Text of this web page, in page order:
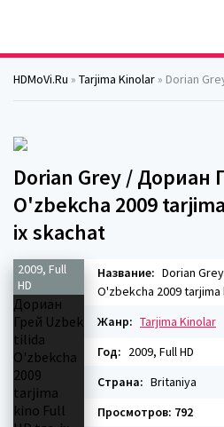
HDMoVi.Ru » Tarjima Kinolar » Dorian Grey / Дориан
Dorian Grey / Дориан
O'zbekcha 2009
ix skachat
2009, Full
HD
Название: Dorian
O'zbekcha 2009 tarjima
Жанр: Tarjima Kinolar
Год: 2009, Full HD
Страна: Britaniya
Просмотров: 792